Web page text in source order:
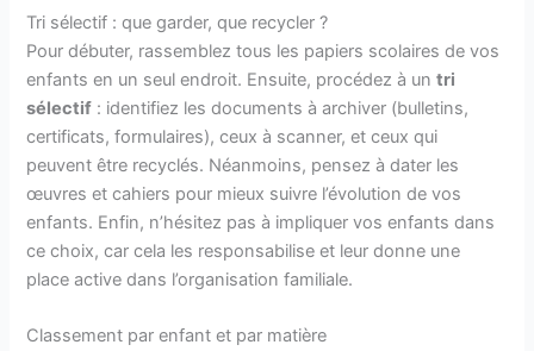
Tri sélectif : que garder, que recycler ?
Pour débuter, rassemblez tous les papiers scolaires de vos
enfants en un seul endroit. Ensuite, procédez à untri
sélectif : identifiez les documents à archiver (bulletins,
certificats, formulaires), ceux à scanner, et ceux qui
peuvent être recyclés. Néanmoins, pensez à dater les
œuvres et cahiers pour mieux suivre l’évolution de vos
enfants. Enfin, n’hésitez pas à impliquer vos enfants dans
ce choix, car cela les responsabilise et leur donne une
place active dans l’organisation familiale.
Classement par enfant et par matière